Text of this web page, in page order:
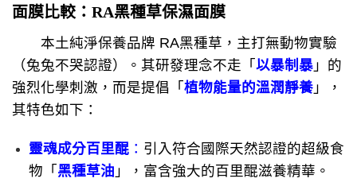
面膜比較：RA黑種草保濕面膜
本土純淨保養品牌 RA黑種草，主打無動物實驗
（兔兔不哭認證）。其研發理念不走「以暴制暴 」的
強烈化學刺激，而是提倡「植物能量的溫潤靜養 」，
其特色如下：
靈魂成分百里醌： 引入符合國際天然認證的超級食
物「黑種草油 」，富含強大的百里醌滋養精華。